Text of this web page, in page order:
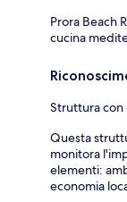
Prora Beach
cucina
Struttura con
Questa
monitora
elementi:
economia